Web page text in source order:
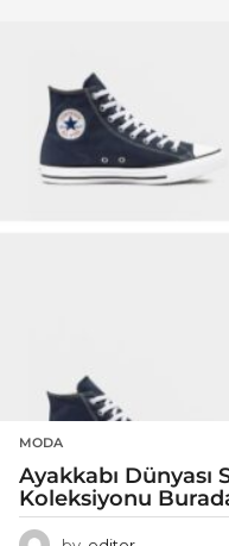
MODA
Ayakkabı Dünyası
Koleksiyonu